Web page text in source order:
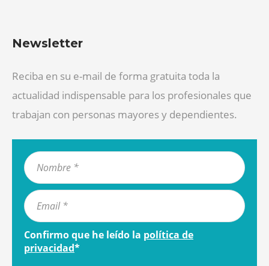
Newsletter
Reciba en su e-mail de forma gratuita toda la
actualidad indispensable para los profesionales que
trabajan con personas mayores y dependientes.
Confirmo que he leído la política de
privacidad*